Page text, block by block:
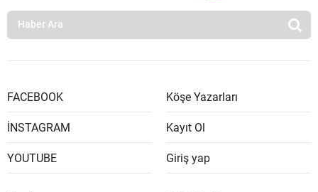
FACEBOOK
İNSTAGRAM
YOUTUBE
Köşe Yazarları
Kayıt Ol
Giriş yap